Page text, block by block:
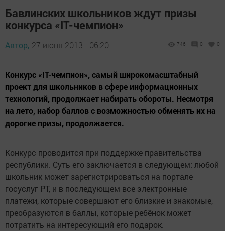
Бавлинских школьников ждут призы
конкурса «IT-чемпион»
Автор, 27 июня 2013 - 06:20 746 0 0
Конкурс «IT-чемпион», самый широкомасштабный
проект для школьников в сфере информационных
технологий, продолжает набирать обороты. Несмотря
на лето, набор баллов с возможностью обменять их на
дорогие призы, продолжается.
Конкурс проводится при поддержке правительства
республики. Суть его заключается в следующем: любой
школьник может зарегистрироваться на портале
госуслуг РТ, и в последующем все электронные
платежи, которые совершают его близкие и знакомые,
преобразуются в баллы, которые ребёнок может
потратить на интересующий его подарок.